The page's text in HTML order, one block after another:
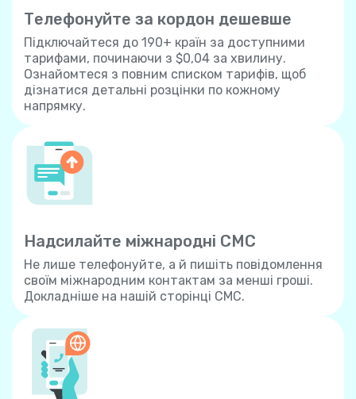
Телефонуйте за кордон дешевше
Підключайтеся до 190+ країн за доступними
тарифами, починаючи з $0,04 за хвилину.
Ознайомтеся з повним списком тарифів, щоб
дізнатися детальні розцінки по кожному
напрямку.
Надсилайте міжнародні СМС
Не лише телефонуйте, а й пишіть повідомлення
своїм міжнародним контактам за менші гроші.
Докладніше на нашій сторінці СМС.